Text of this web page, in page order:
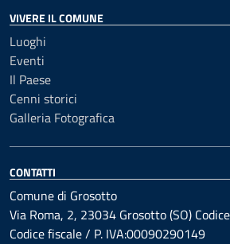
VIVERE IL COMUNE
Luoghi
Eventi
Il Paese
Cenni storici
Galleria Fotografica
CONTATTI
Comune di Grosotto
Via Roma, 2, 23034 Grosotto (SO)
Codice fiscale / P. IVA:00090290149